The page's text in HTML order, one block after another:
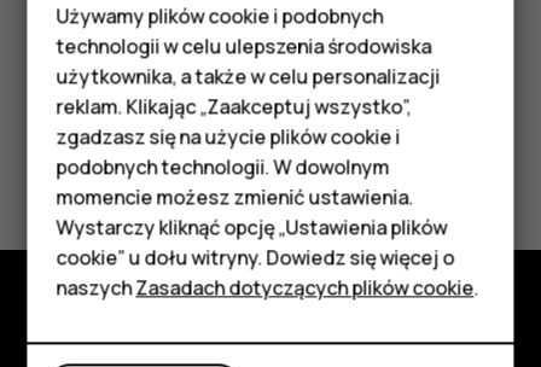
Smartfony
Telefony z funkcjami
podstawowymi
Akcesoria
HMD Terra M
Tablety
Moje konto
Czy te informacje były pomocne?
Tak Nie
Używamy plików cookie i podobnych
technologii w celu ulepszenia środowiska
użytkownika, a także w celu personalizacji
reklam. Klikając „Zaakceptuj wszystko”,
zgadzasz się na użycie plików cookie i
podobnych technologii. W dowolnym
momencie możesz zmienić ustawienia.
Wystarczy kliknąć opcję „Ustawienia plików
cookie” u dołu witryny. Dowiedz się więcej o
naszychZasadach dotyczących plików cookie.